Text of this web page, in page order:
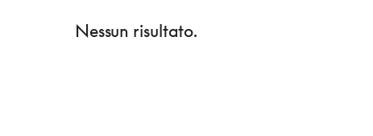
Nessun risultato.